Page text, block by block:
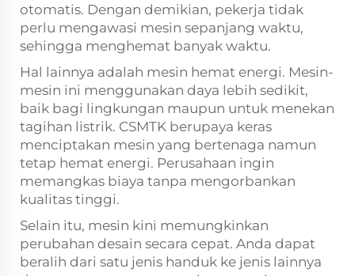
otomatis. Dengan demikian, pekerja tidak
perlu mengawasi mesin sepanjang waktu,
sehingga menghemat banyak waktu.
Hal lainnya adalah mesin hemat energi. Mesin-
mesin ini menggunakan daya lebih sedikit,
baik bagi lingkungan maupun untuk menekan
tagihan listrik. CSMTK berupaya keras
menciptakan mesin yang bertenaga namun
tetap hemat energi. Perusahaan ingin
memangkas biaya tanpa mengorbankan
kualitas tinggi.
Selain itu, mesin kini memungkinkan
perubahan desain secara cepat. Anda dapat
beralih dari satu jenis handuk ke jenis lainnya